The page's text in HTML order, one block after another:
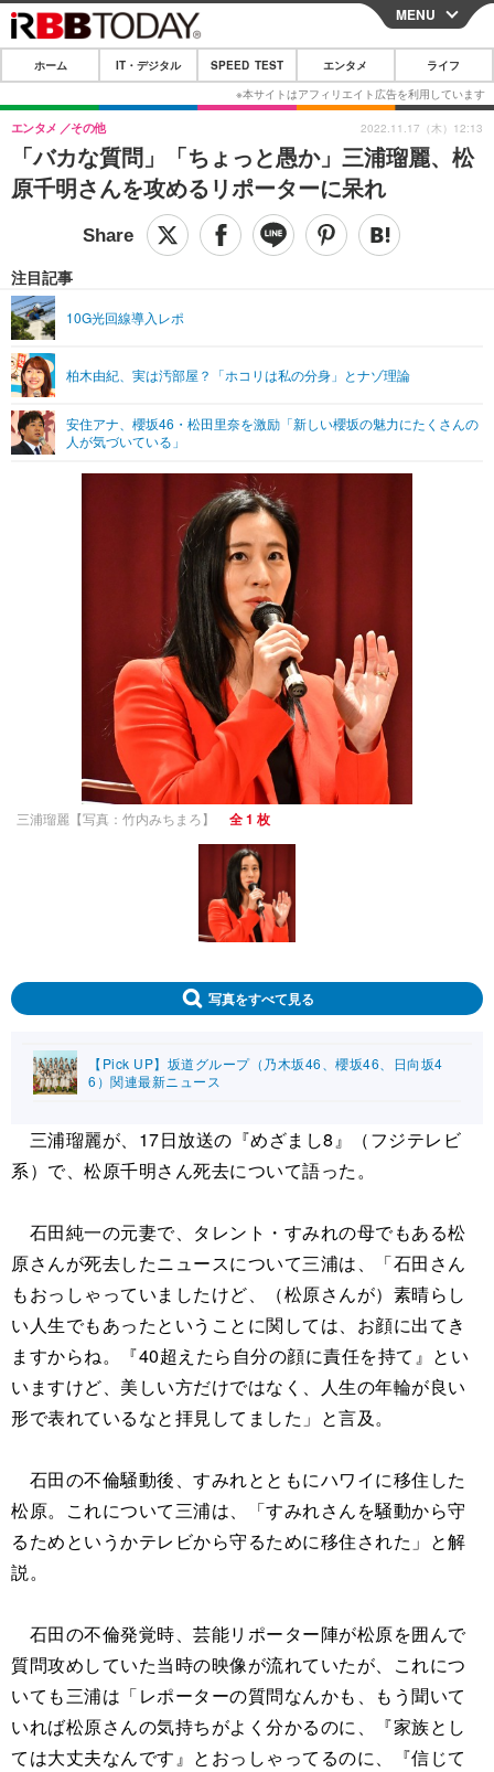
CLOSE
ホーム
IT・デジタル
IT・デジタルTOP スマートフォン
ネタ
ショッピング その他
SPEED TEST
エンタメTOP 映画・ドラマ
グラビア ブログ
ショッピング その他
ライフTOP
リリース一覧
プッシュ通知の停止方法
MENU
ホーム IT・デジタル SPEED TEST エンタメ ライフ
「バカな質問」「ちょっと愚か」三浦瑠麗、松
原千明さんを攻めるリポーターに呆れ
エンタメ その他
注目記事
10G光回線導入レポ
柏木由紀、実は汚部屋？「ホコリは私の分身」とナゾ理論
安住アナ、櫻坂46・松田里奈を激励「新しい櫻坂の魅力にたくさんの
人が気づいている」
2022.11.17（木）12:13
三浦瑠麗【写真：竹内みちまろ】 全 1 枚
写真をすべて見る
【Pick UP】坂道グループ（乃木坂46、櫻坂46、日向坂4
6）関連最新ニュース
三浦瑠麗が、17日放送の『めざまし8』（フジテレビ
系）で、松原千明さん死去について語った。
石田純一の元妻で、タレント・すみれの母でもある松
原さんが死去したニュースについて三浦は、「石田さん
もおっしゃっていましたけど、（松原さんが）素晴らし
い人生でもあったということに関しては、お顔に出てき
ますからね。『40超えたら自分の顔に責任を持て』とい
いますけど、美しい方だけではなく、人生の年輪が良い
形で表れているなと拝見してました」と言及。
石田の不倫騒動後、すみれとともにハワイに移住した
松原。これについて三浦は、「すみれさんを騒動から守
るためというかテレビから守るために移住された」と解
説。
石田の不倫発覚時、芸能リポーター陣が松原を囲んで
質問攻めしていた当時の映像が流れていたが、これにつ
いても三浦は「レポーターの質問なんかも、もう聞いて
いれば松原さんの気持ちがよく分かるのに、『家族とし
ては大丈夫なんです』とおっしゃってるのに、『信じて